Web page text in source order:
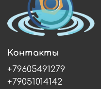
Контакты
+79605491279
+79051014142